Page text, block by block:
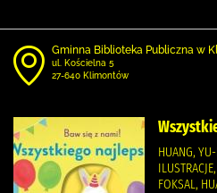
Gminna Biblioteka Publiczna w
ul. Kościelna 5
27-640 Klimontów
HUANG,
FOKSAL,